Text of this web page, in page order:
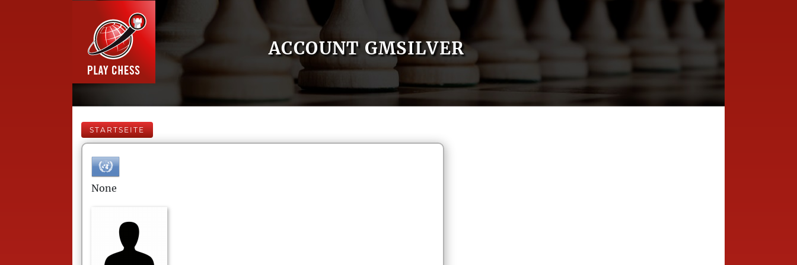
ACCOUNT GMSILVER
STARTSEITE
None